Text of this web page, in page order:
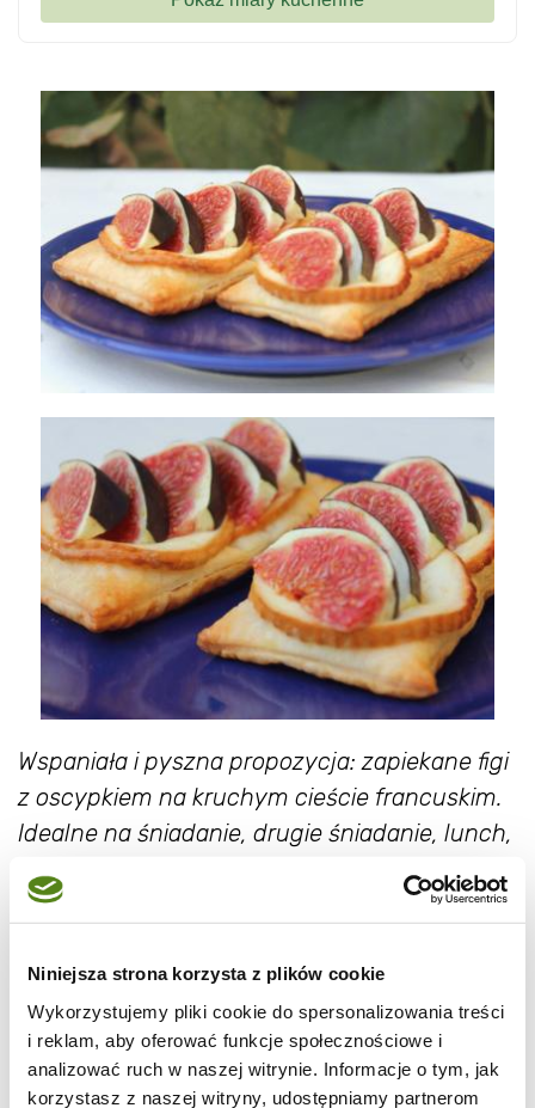
Niniejsza strona korzysta z plików cookie
Wykorzystujemy pliki cookie do spersonalizowania treści
i reklam, aby oferować funkcje społecznościowe i
analizować ruch w naszej witrynie. Informacje o tym, jak
korzystasz z naszej witryny, udostępniamy partnerom
Wspaniała i pyszna propozycja: zapiekane figi
z oscypkiem na kruchym cieście francuskim.
Idealne na śniadanie, drugie śniadanie, lunch,
kolacje, przystawkę , przekąskę…
SKŁADNIKI:
1 op. ciasta francuskiego
1 oscypek (najlepszy walcowaty)
świeże figi
roztrzepane jajko